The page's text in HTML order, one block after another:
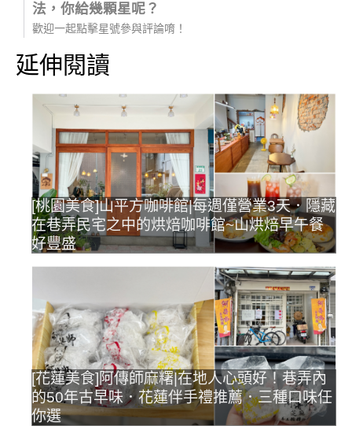
法，你給幾顆星呢？
歡迎一起點擊星號參與評論唷！
延伸閱讀
[桃園美食]山平方咖啡館|每週僅營業3天．隱藏
在巷弄民宅之中的烘焙咖啡館~山烘焙早午餐
好豐盛
[花蓮美食]阿傳師麻糬|在地人心頭好！巷弄內
的50年古早味．花蓮伴手禮推薦．三種口味任
你選